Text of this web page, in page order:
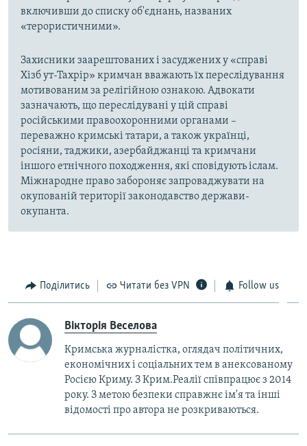
включивши до списку об'єднань, названих
«терористичними».
Захисники заарештованих і засуджених у «справі
Хізб ут-Тахрір» кримчан вважають їх переслідування
мотивованим за релігійною ознакою. Адвокати
зазначають, що переслідувані у цій справі
російськими правоохоронними органами –
переважно кримські татари, а також українці,
росіяни, таджики, азербайджанці та кримчани
іншого етнічного походження, які сповідують іслам.
Міжнародне право забороняє запроваджувати на
окупованій території законодавство держави-
окупанта.
Поділитись Читати без VPN Follow us
Вікторія Веселова
Кримська журналістка, оглядач політичних,
економічних і соціальних тем в анексованому
Росією Криму. З Крим.Реалії співпрацює з 2014
року. З метою безпеки справжнє ім'я та інші
відомості про автора не розкриваються.